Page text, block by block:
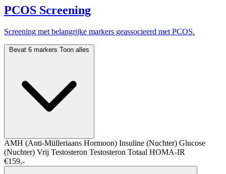
PCOS Screening
Screening met belangrijke markers geassocieerd met PCOS.
Bevat 6 markers Toon alles
AMH (Anti-Mülleriaans Hormoon) Insuline (Nuchter) Glucose
(Nuchter) Vrij Testosteron Testosteron Totaal HOMA-IR
€159,-